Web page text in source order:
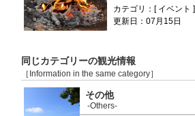
カテゴリ：[ イベント ]
更新日：07月15日
同じカテゴリーの観光情報
［Information in the same category］
その他
-Others-